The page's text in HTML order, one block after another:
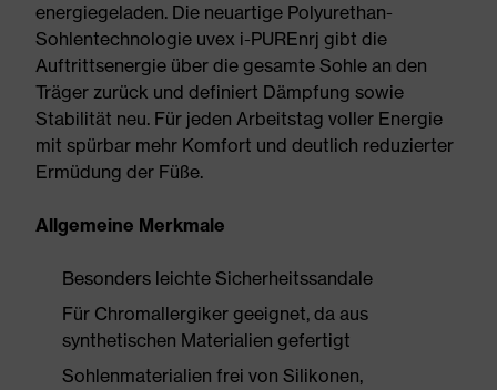
energiegeladen. Die neuartige Polyurethan-
Sohlentechnologie uvex i-PUREnrj gibt die
Auftrittsenergie über die gesamte Sohle an den
Träger zurück und definiert Dämpfung sowie
Stabilität neu. Für jeden Arbeitstag voller Energie
mit spürbar mehr Komfort und deutlich reduzierter
Ermüdung der Füße.
Allgemeine Merkmale
Besonders leichte Sicherheitssandale
Für Chromallergiker geeignet, da aus
synthetischen Materialien gefertigt
Sohlenmaterialien frei von Silikonen,